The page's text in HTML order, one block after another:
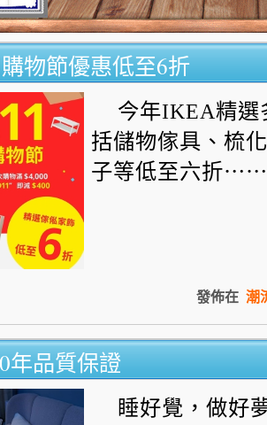
物節優惠低至6折
今年IKEA精選
括儲物傢具、梳
子等低至六折⋯⋯
發佈在 潮
年品質保證
睡好覺，做好